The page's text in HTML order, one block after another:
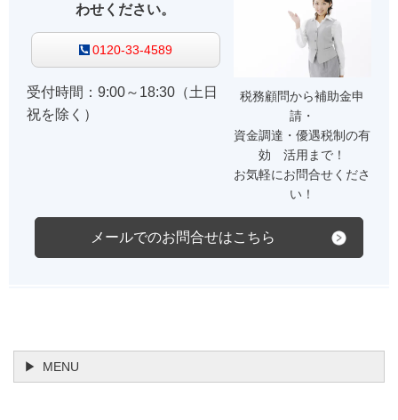
税務顧問から補助金申
請・
資金調達・優遇税制の有
効 活用まで！
お気軽にお問合せくださ
い！
わせください。
0120-33-4589
受付時間：9:00～18:30（土日
祝を除く）
メールでのお問合せはこちら
MENU